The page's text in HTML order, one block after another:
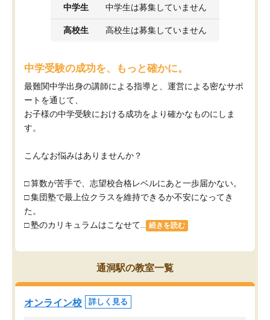
中学生 中学生は募集していません
高校生 高校生は募集していません
中学受験の成功を、もっと確かに。
最難関中学出身の講師による指導と、運営による密なサポ
ートを通じて、
お子様の中学受験における成功をより確かなものにしま
す。
こんなお悩みはありませんか？
□ 算数が苦手で、志望校合格レベルにあと一歩届かない。
□ 集団塾で最上位クラスを維持できるか不安になってき
た。
□ 塾のカリキュラムはこなせて...
続きを読む
通洞駅の教室一覧
オンライン校 詳しく見る